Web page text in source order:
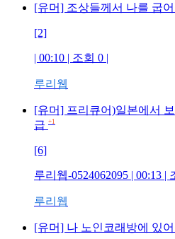
[유머] 조상들께서 나를 굽
[2]
| 00:10 | 조회 0 |
루리웹
[유머] 프리큐어)일본에서
급 +1
[6]
루리웹-0524062095 | 00:13 |
루리웹
[유머] 나 노인코래방에 있